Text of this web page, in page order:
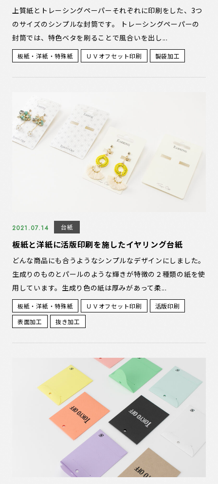
上質紙とトレーシングペーパーそれぞれに印刷をした、3つ
のサイズのシンプルな封筒です。 トレーシングペーパーの
封筒では、特色ベタを刷ることで風合いを出し...
板紙・洋紙・特殊紙 ＵＶオフセット印刷 製袋加工
2021.07.14 台紙
板紙と洋紙に活版印刷を施したイヤリング台紙
どんな商品にも合うようなシンプルなデザインにしました。
生成りのものとパールのような輝きが特徴の２種類の紙を使
用しています。生成り色の紙は厚みがあって柔...
板紙・洋紙・特殊紙 ＵＶオフセット印刷
活版印刷
表面加工
抜き加工